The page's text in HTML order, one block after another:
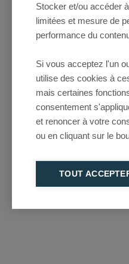
Stocker et/ou accéder
limitées et mesure de
performance du
Si vous acceptez l'un
utilise des cookies à
mais certaines
consentement
et renoncer à votre
ou en cliquant sur le
TOUT